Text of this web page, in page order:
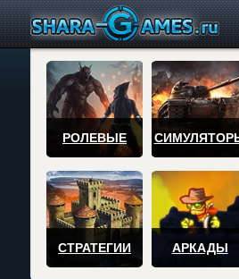
РОЛЕВЫЕ
СТРАТЕГИИ АРКАДЫ